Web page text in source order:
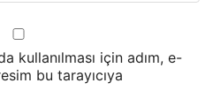
kullanılması için adım, e-
bu tarayıcıya